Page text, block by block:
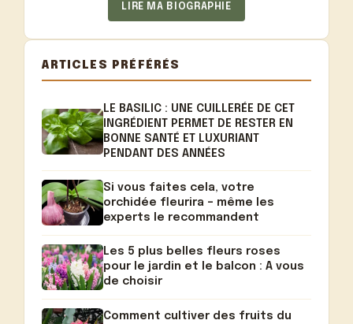
LIRE MA BIOGRAPHIE
ARTICLES PRÉFÉRÉS
LE BASILIC : UNE CUILLERÉE DE CET
INGRÉDIENT PERMET DE RESTER EN
BONNE SANTÉ ET LUXURIANT
PENDANT DES ANNÉES
Si vous faites cela, votre
orchidée fleurira – même les
experts le recommandent
Les 5 plus belles fleurs roses
pour le jardin et le balcon : A vous
de choisir
Comment cultiver des fruits du